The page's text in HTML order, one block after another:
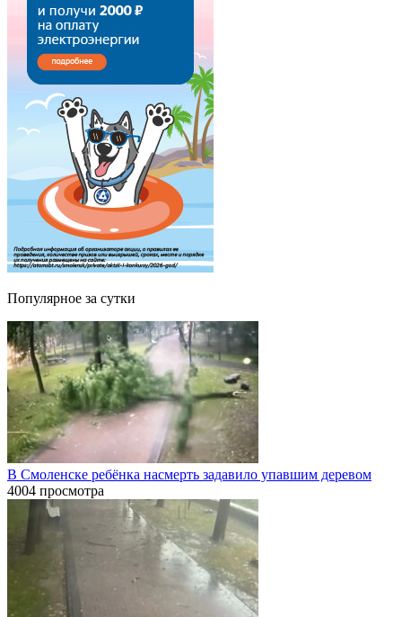
Популярное за сутки
В Смоленске ребёнка насмерть задавило упавшим деревом
4004 просмотра